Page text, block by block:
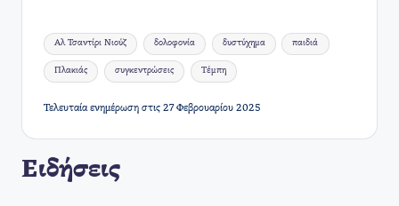
Ετικέτες:
Αλ Τσαντίρι Νιούζ δολοφονία δυστύχημα παιδιά
Πλακιάς συγκεντρώσεις Τέμπη
Τελευταία ενημέρωση στις 27 Φεβρουαρίου 2025
Ειδήσεις